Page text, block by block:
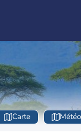
Carte Météo